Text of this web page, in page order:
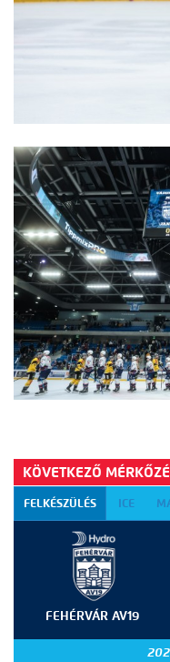
KÖVETKEZŐ
FELKÉSZÜLÉS ICE
FEHÉRVÁR AV19